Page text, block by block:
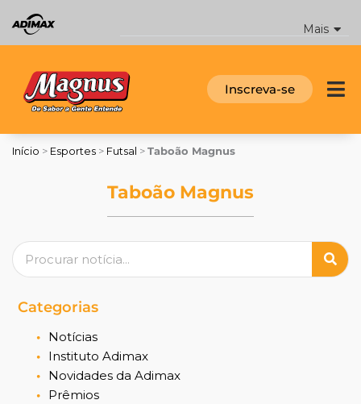
para
o
Mais
Inscreva-se
Início > Esportes > Futsal > Taboão Magnus
Taboão Magnus
Pesquisar
Categorias
Notícias
Instituto Adimax
Novidades da Adimax
Prêmios